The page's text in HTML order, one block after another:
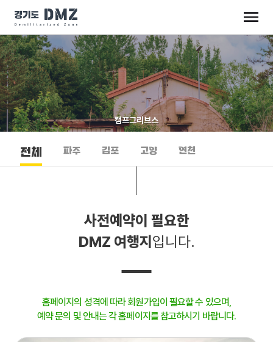
캠프그리브스
전체 파주 김포 고양 연천
사전예약이 필요한
DMZ 여행지 입니다.
홈페이지의 성격에 따라 회원가입이 필요할 수 있으며,
예약 문의 및 안내는 각 홈페이지를 참고하시기 바랍니다.